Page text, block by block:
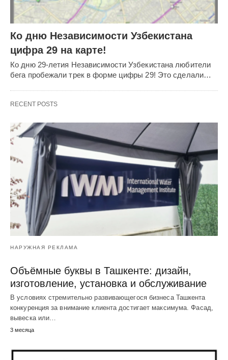
Ко дню Независимости Узбекистана
цифра 29 на карте!
Ко дню 29-летия Независимости Узбекистана любители
бега пробежали трек в форме цифры 29! Это сделали…
RECENT POSTS
НАРУЖНАЯ РЕКЛАМА
Объёмные буквы в Ташкенте: дизайн,
изготовление, установка и обслуживание
В условиях стремительно развивающегося бизнеса Ташкента
конкуренция за внимание клиента достигает максимума. Фасад,
вывеска или…
3 месяца